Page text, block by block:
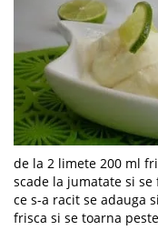
de la 2 limete 200 ml
scade la jumatate si
ce s-a racit se adauga
frisca si se toarna